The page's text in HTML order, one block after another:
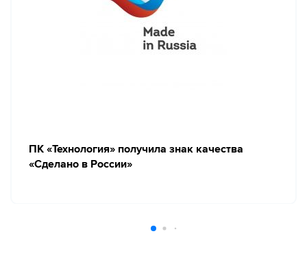
ПК «Технология» получила знак качества
«Сделано в России»